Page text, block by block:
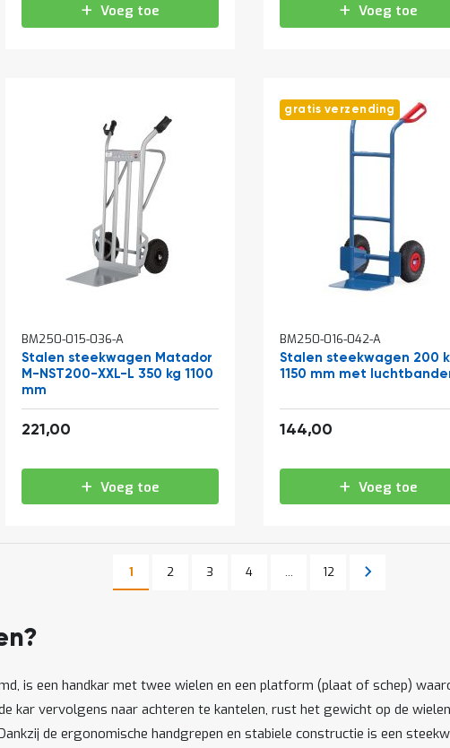
Voeg toe Voeg toe
BM250-015-036-A
Stalen steekwagen Matador
M-NST200-XXL-L 350 kg 1100
mm
221,00
Voeg toe
gratis verzending
BM250-016-042-A
Stalen steekwagen 200
1150 mm met
144,00
Voeg toe
Pagina
U lees momenteel pagina
1 Pagina
2 Pagina
3 Pagina
4 ... Pagina
12 Pagina
Volgende
is een handkar met twee wielen en een platform (plaat of schep)
kar vervolgens naar achteren te kantelen, rust het gewicht op de
de ergonomische handgrepen en stabiele constructie is een